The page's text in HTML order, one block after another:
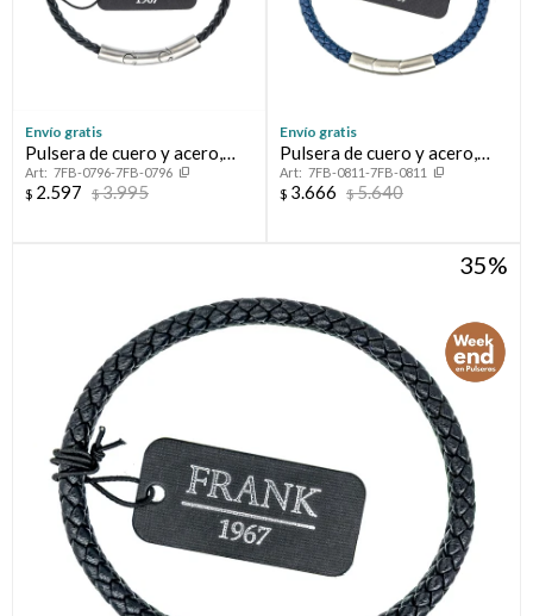
Envío gratis
Pulsera de cuero y acero,
FRANK7FB-0796-7FB-0796
$ 2.597 $3.995
Envío gratis
Pulsera de cuero y acero,
FRANK7FB-0811-7FB-0811
$ 3.666 $5.640
35